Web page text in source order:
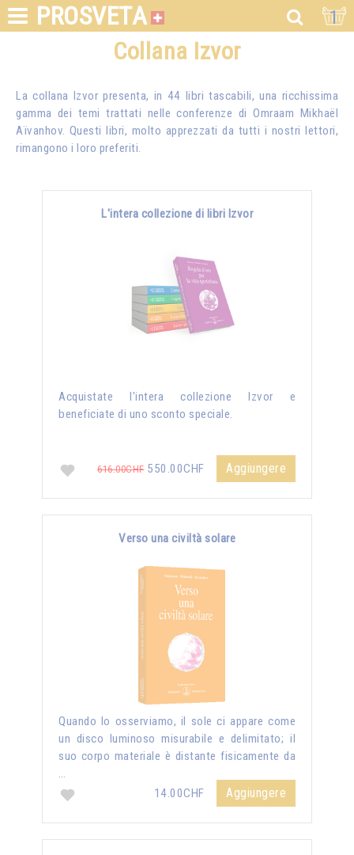
PROSVETA 1
Collana Izvor
La collana Izvor presenta, in 44 libri tascabili, una ricchissima
gamma dei temi trattati nelle conferenze diOmraam Mikhaël
Aïvanhov. Questi libri, molto apprezzati da tutti i nostri lettori,
rimangono i loro preferiti.
L'intera collezione di libri Izvor
Acquistate l'intera collezione Izvor e
beneficiate di uno sconto speciale.
616.00CHF550.00CHF Aggiungere
Verso una civiltà solare
Quando lo osserviamo, il sole ci appare come
un disco luminoso misurabile e delimitato; il
suo corpo materiale è distante fisicamente da
…
14.00CHF
Aggiungere